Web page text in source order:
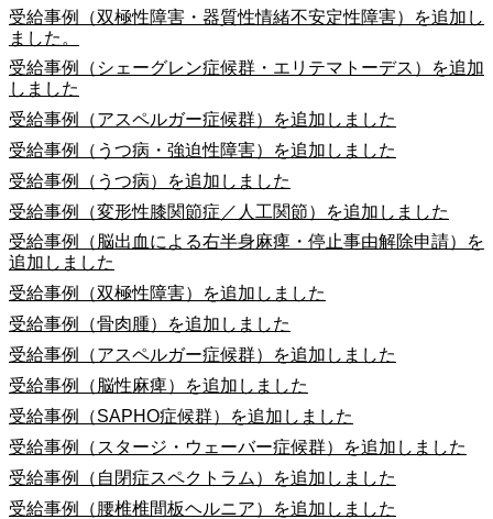
受給事例（双極性障害・器質性情緒不安定性障害）を追加し
ました。
受給事例（シェーグレン症候群・エリテマトーデス）を追加
しました
受給事例（アスペルガー症候群）を追加しました
受給事例（うつ病・強迫性障害）を追加しました
受給事例（うつ病）を追加しました
受給事例（変形性膝関節症／人工関節）を追加しました
受給事例（脳出血による右半身麻痺・停止事由解除申請）を
追加しました
受給事例（双極性障害）を追加しました
受給事例（骨肉腫）を追加しました
受給事例（アスペルガー症候群）を追加しました
受給事例（脳性麻痺）を追加しました
受給事例（SAPHO症候群）を追加しました
受給事例（スタージ・ウェーバー症候群）を追加しました
受給事例（自閉症スペクトラム）を追加しました
受給事例（腰椎椎間板ヘルニア）を追加しました